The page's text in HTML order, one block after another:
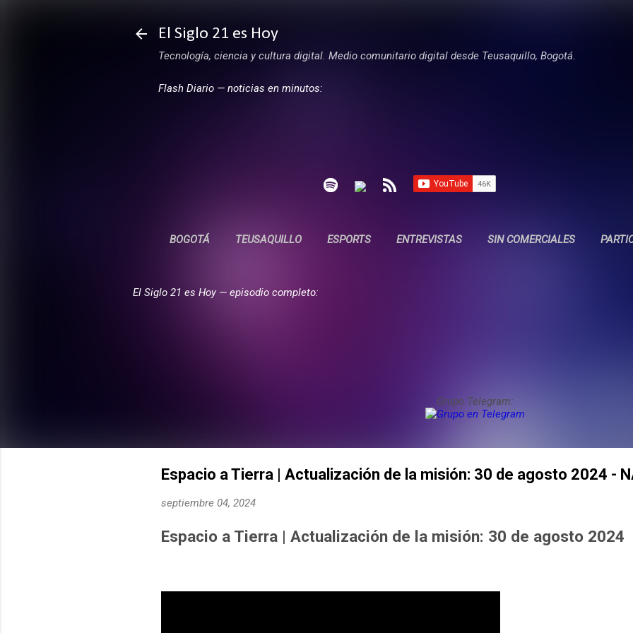
El Siglo 21 es Hoy
Tecnología, ciencia y cultura digital. Medio comunitario digital desde Teusaquillo, Bogotá.
Flash Diario — noticias en minutos:
BOGOTÁ TEUSAQUILLO ESPORTS ENTREVISTAS SIN COMERCIALES
El Siglo 21 es Hoy — episodio completo:
Grupo Telegram:
Espacio a Tierra | Actualización de la misión: 30 de agosto 2024 -
septiembre 04, 2024
Espacio a Tierra | Actualización de la misión: 30 de agosto 2024